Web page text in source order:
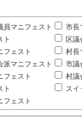
員マニフェスト
市長
ト
区議
フェスト
村長
派マニフェスト
市議
フェスト
村議
ト
スイ
フェスト